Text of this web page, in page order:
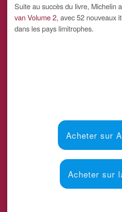
Suite au succès du livre, Michelin
van Volume 2, avec 52 nouveaux
dans les pays limitrophes.
Acheter sur
Acheter sur